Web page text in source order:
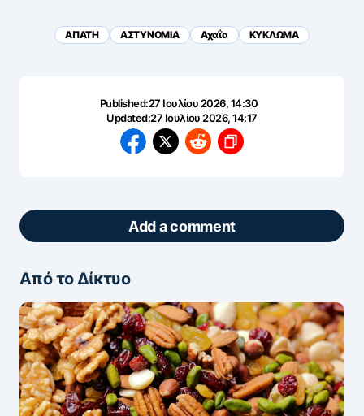
ΑΠΑΤΗ ΑΣΤΥΝΟΜΙΑ Αχαΐα ΚΥΚΛΩΜΑ
Published:27 Ιουλίου 2026, 14:30
Updated:27 Ιουλίου 2026, 14:17
Add a comment
ΖΩΝΤΑΝΆ ΣΧΌΛΙΑ
Πάρτε μέρος στη συζήτηση — το σχόλιό σας
ελέγχεται άμεσα από AI (Ελληνικά & Αγγλικά).
ΠΡΟΣΤΑΣΊΑ AI
Από το Δίκτυο